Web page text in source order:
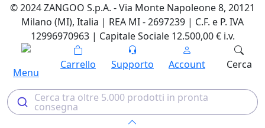
© 2024 ZANGOO S.p.A. - Via Monte Napoleone 8, 20121
Milano (MI), Italia | REA MI - 2697239 | C.F. e P. IVA
12996970963 | Capitale Sociale 12.500,00 € i.v.
Menu
Carrello Supporto Account Cerca
Cerca tra oltre 5.000 prodotti in pronta
consegna